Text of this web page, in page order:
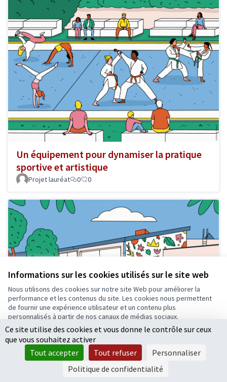
Informations sur les cookies utilisés sur le site web
Nous utilisons des cookies sur notre site Web pour améliorer la
performance et les contenus du site. Les cookies nous permettent
de fournir une expérience utilisateur et un contenu plus
personnalisés à partir de nos canaux de médias sociaux.
Tout accepter
Accepter seulement les cookies essentiels
Paramètres
Un équipement pour dynamiser la pratique
sportive et artistique
Projet lauréat 0 0
Un jardin partagé près de la maison pour
Ce site utilise des cookies et vous donne le contrôle sur ceux
que vous souhaitez activer
Tout accepter
Tout refuser
Personnaliser
Politique de confidentialité